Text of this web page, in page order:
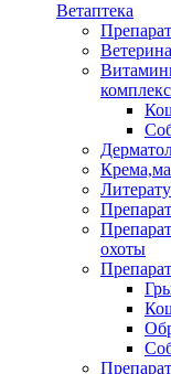
Ветаптека
охоты